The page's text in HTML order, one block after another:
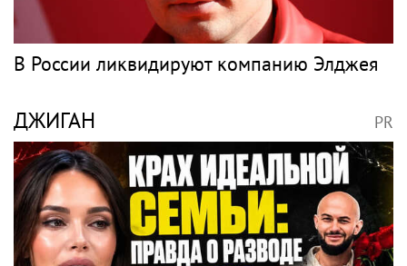
Продюсер Дворцов предположил, что
Лазарев оставит квартиру в Майами детям